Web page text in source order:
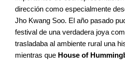
dirección como especialmente
Jho Kwang Soo. El año pasado
festival de una verdadera joya
trasladaba al ambiente rural una
mientras que House of